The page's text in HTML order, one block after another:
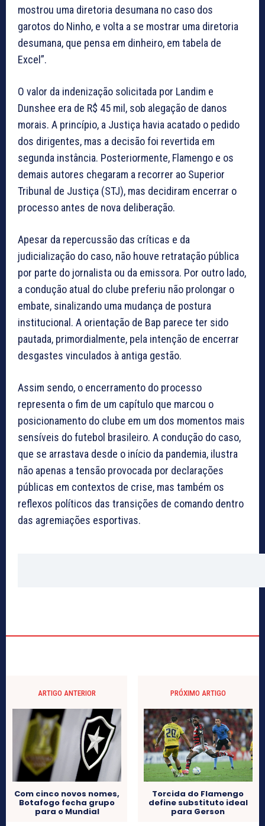
mostrou uma diretoria desumana no caso dos
garotos do Ninho, e volta a se mostrar uma diretoria
desumana, que pensa em dinheiro, em tabela de
Excel”.
O valor da indenização solicitada por Landim e
Dunshee era de R$ 45 mil, sob alegação de danos
morais. A princípio, a Justiça havia acatado o pedido
dos dirigentes, mas a decisão foi revertida em
segunda instância. Posteriormente, Flamengo e os
demais autores chegaram a recorrer ao Superior
Tribunal de Justiça (STJ), mas decidiram encerrar o
processo antes de nova deliberação.
Apesar da repercussão das críticas e da
judicialização do caso, não houve retratação pública
por parte do jornalista ou da emissora. Por outro lado,
a condução atual do clube preferiu não prolongar o
embate, sinalizando uma mudança de postura
institucional. A orientação de Bap parece ter sido
pautada, primordialmente, pela intenção de encerrar
desgastes vinculados à antiga gestão.
Assim sendo, o encerramento do processo
representa o fim de um capítulo que marcou o
posicionamento do clube em um dos momentos mais
sensíveis do futebol brasileiro. A condução do caso,
que se arrastava desde o início da pandemia, ilustra
não apenas a tensão provocada por declarações
públicas em contextos de crise, mas também os
reflexos políticos das transições de comando dentro
das agremiações esportivas.
ARTIGO ANTERIOR
Com cinco novos nomes,
Botafogo fecha grupo
para o Mundial
PRÓXIMO ARTIGO
Torcida do Flamengo
define substituto ideal
para Gerson